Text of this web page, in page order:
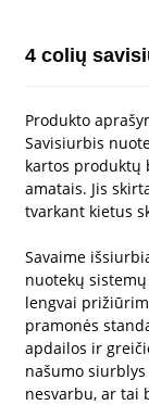
4 colių
Produkto
Savisiurbis
kartos produktų
amatais. Jis
tvarkant kietus
Savaime
nuotekų
lengvai
pramonės
apdailos ir
našumo
nesvarbu, ar tai